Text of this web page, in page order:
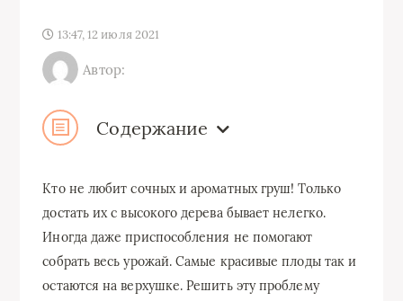
13:47, 12 июля 2021
Автор:
Содержание
Кто не любит сочных и ароматных груш! Только
достать их с высокого дерева бывает нелегко.
Иногда даже приспособления не помогают
собрать весь урожай. Самые красивые плоды так и
остаются на верхушке. Решить эту проблему